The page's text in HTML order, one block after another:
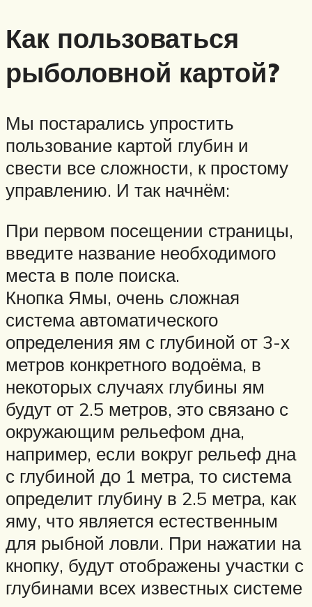
Как пользоваться
рыболовной картой?
Мы постарались упростить
пользование картой глубин и
свести все сложности, к простому
управлению. И так начнём:
При первом посещении страницы,
введите название необходимого
места в поле поиска.
Кнопка Ямы, очень сложная
система автоматического
определения ям с глубиной от 3-х
метров конкретного водоёма, в
некоторых случаях глубины ям
будут от 2.5 метров, это связано с
окружающим рельефом дна,
например, если вокруг рельеф дна
с глубиной до 1 метра, то система
определит глубину в 2.5 метра, как
яму, что является естественным
для рыбной ловли. При нажатии на
кнопку, будут отображены участки с
глубинами всех известных системе